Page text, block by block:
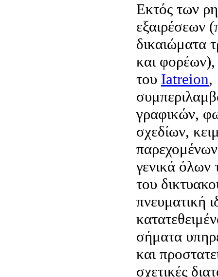
Εκτός των
εξαιρέσεων
δικαιώματα
και φορέων),
του Iatreion,
γραφικών,
σχεδίων,
γενικά όλων
του
πνευματική
σήματα
και
σχετικές